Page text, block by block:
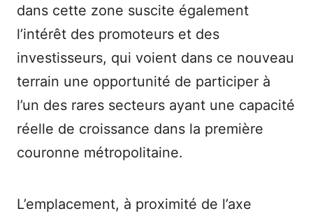
dans cette zone suscite également
l’intérêt des promoteurs et des
investisseurs, qui voient dans ce nouveau
terrain une opportunité de participer à
l’un des rares secteurs ayant une capacité
réelle de croissance dans la première
couronne métropolitaine.
L’emplacement, à proximité de l’axe